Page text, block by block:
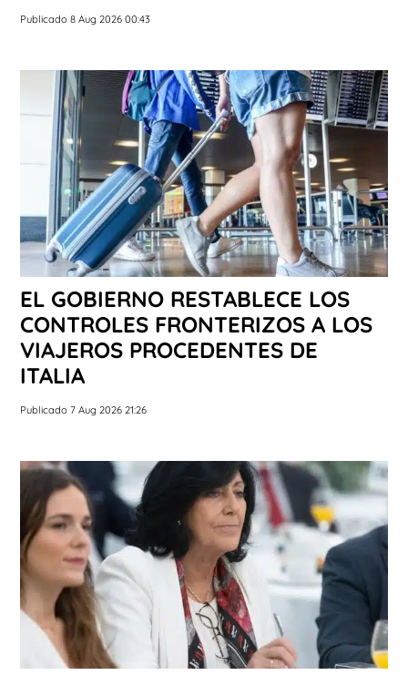
Publicado 8 Aug 2026 00:43
EL GOBIERNO RESTABLECE LOS
CONTROLES FRONTERIZOS A LOS
VIAJEROS PROCEDENTES DE
ITALIA
Publicado 7 Aug 2026 21:26